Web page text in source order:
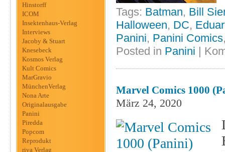
Hinstorff
ICOM
Insektenhaus-Verlag
Interviews
Jacoby & Stuart
Knesebeck
Kosmos Verlag
Kult Comics
MarGravio
MünchenVerlag
Nona Arte
Originalausgabe
Panini
Piredda
Popcom
Reprodukt
riva Verlag
Tags: Batman, Bill
Halloween, DC,
Panini, Panini Comics
Posted in Panini |
Marvel Comics 1000
März 24, 2020